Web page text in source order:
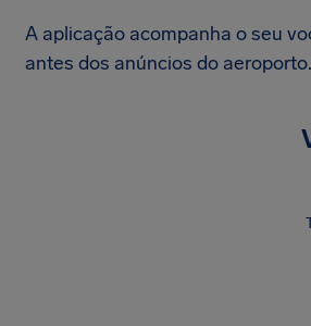
A aplicação acompanha o seu
antes dos anúncios do aeroporto.